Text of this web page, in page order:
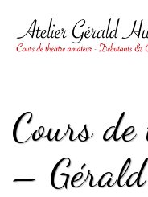
Cours
–